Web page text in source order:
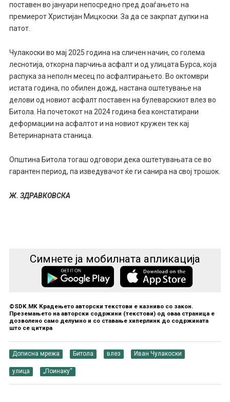
поставен во јануари непосредно пред доаѓањето на
премиерот Христијан Мицкоски. За да се закрпат дупки на
патот.
Чулакоски во мај 2025 година на сличен начин, со голема
леснотија, откорна парчиња асфалт и од улицата Бурса, која
распука за неполн месец по асфалтирањето. Во октомври
истата година, по обилен дожд, настана оштетување на
делови од новиот асфалт поставен на булеварскиот влез во
Битола. На почетокот на 2024 година беа констатирани
деформации на асфалтот и на новиот кружен тек кај
Ветеринарната станица.
Општина Битола тогаш одговори дека оштетувањата се во
гарантен период, па изведувачот ќе ги санира на свој трошок.
Ж. ЗДРАВКОВСКА
Симнете ја мобилната апликација
©SDK.MK Крадењето авторски текстови е казниво со закон.
Преземањето на авторски содржини (текстови) од оваа страница е
дозволено само делумно и со ставање хиперлинк до содржината
што се цитира
Дописна мрежа Битола влез Иван Чулакоски
улица „Поинаку“